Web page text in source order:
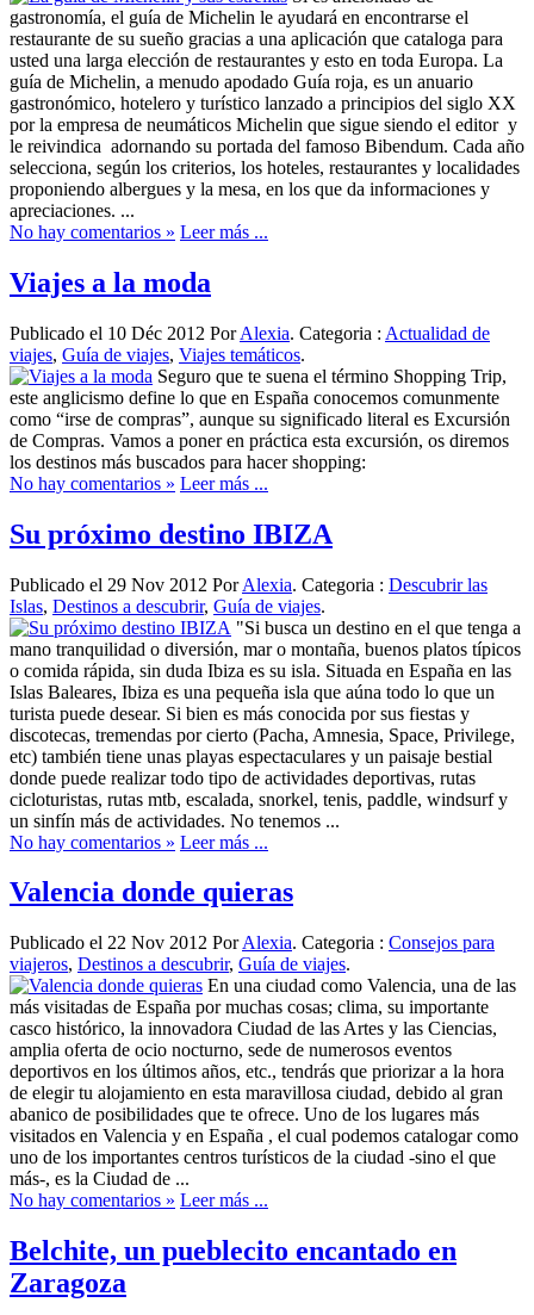
gastronomía, el guía de Michelin le ayudará en encontrarse el
restaurante de su sueño gracias a una aplicación que cataloga para
usted una larga elección de restaurantes y esto en toda Europa. La
guía de Michelin, a menudo apodado Guía roja, es un anuario
gastronómico, hotelero y turístico lanzado a principios del siglo XX
por la empresa de neumáticos Michelin que sigue siendo el editor y
le reivindica adornando su portada del famoso Bibendum. Cada año
selecciona, según los criterios, los hoteles, restaurantes y localidades
proponiendo albergues y la mesa, en los que da informaciones y
apreciaciones. ...
No hay comentarios » Leer más ...
Viajes a la moda
Publicado el 10 Déc 2012 PorAlexia. Categoria : Actualidad de
viajes, Guía de viajes, Viajes temáticos.
Seguro que te suena el término Shopping Trip,
este anglicismo define lo que en España conocemos comunmente
como “irse de compras”, aunque su significado literal es Excursión
de Compras. Vamos a poner en práctica esta excursión, os diremos
los destinos más buscados para hacer shopping:
No hay comentarios » Leer más ...
Su próximo destino IBIZA
Publicado el 29 Nov 2012 PorAlexia. Categoria : Descubrir las
Islas, Destinos a descubrir, Guía de viajes.
"Si busca un destino en el que tenga a
mano tranquilidad o diversión, mar o montaña, buenos platos típicos
o comida rápida, sin duda Ibiza es su isla. Situada en España en las
Islas Baleares, Ibiza es una pequeña isla que aúna todo lo que un
turista puede desear. Si bien es más conocida por sus fiestas y
discotecas, tremendas por cierto (Pacha, Amnesia, Space, Privilege,
etc) también tiene unas playas espectaculares y un paisaje bestial
donde puede realizar todo tipo de actividades deportivas, rutas
cicloturistas, rutas mtb, escalada, snorkel, tenis, paddle, windsurf y
un sinfín más de actividades. No tenemos ...
No hay comentarios » Leer más ...
Valencia donde quieras
Publicado el 22 Nov 2012 PorAlexia. Categoria : Consejos para
viajeros, Destinos a descubrir, Guía de viajes.
En una ciudad como Valencia, una de las
más visitadas de España por muchas cosas; clima, su importante
casco histórico, la innovadora Ciudad de las Artes y las Ciencias,
amplia oferta de ocio nocturno, sede de numerosos eventos
deportivos en los últimos años, etc., tendrás que priorizar a la hora
de elegir tu alojamiento en esta maravillosa ciudad, debido al gran
abanico de posibilidades que te ofrece. Uno de los lugares más
visitados en Valencia y en España , el cual podemos catalogar como
uno de los importantes centros turísticos de la ciudad -sino el que
más-, es la Ciudad de ...
No hay comentarios » Leer más ...
Belchite, un pueblecito encantado en
Zaragoza